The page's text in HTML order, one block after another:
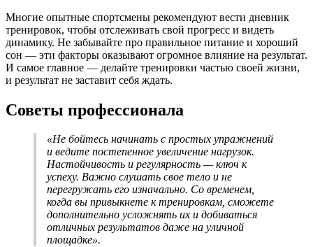
Многие опытные спортсмены рекомендуют вести дневник
тренировок, чтобы отслеживать свой прогресс и видеть
динамику. Не забывайте про правильное питание и хороший
сон — эти факторы оказывают огромное влияние на результат.
И самое главное — делайте тренировки частью своей жизни,
и результат не заставит себя ждать.
Советы профессионала
«Не бойтесь начинать с простых упражнений
и ведите постепенное увеличение нагрузок.
Настойчивость и регулярность — ключ к
успеху. Важно слушать свое тело и не
перегружать его изначально. Со временем,
когда вы привыкнете к тренировкам, сможете
дополнительно усложнять их и добиваться
отличных результатов даже на уличной
площадке».